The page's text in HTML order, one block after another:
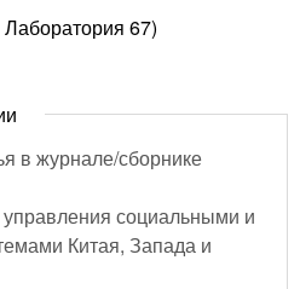
67)
в журнале/сборнике
социальными и
Китая, Запада и